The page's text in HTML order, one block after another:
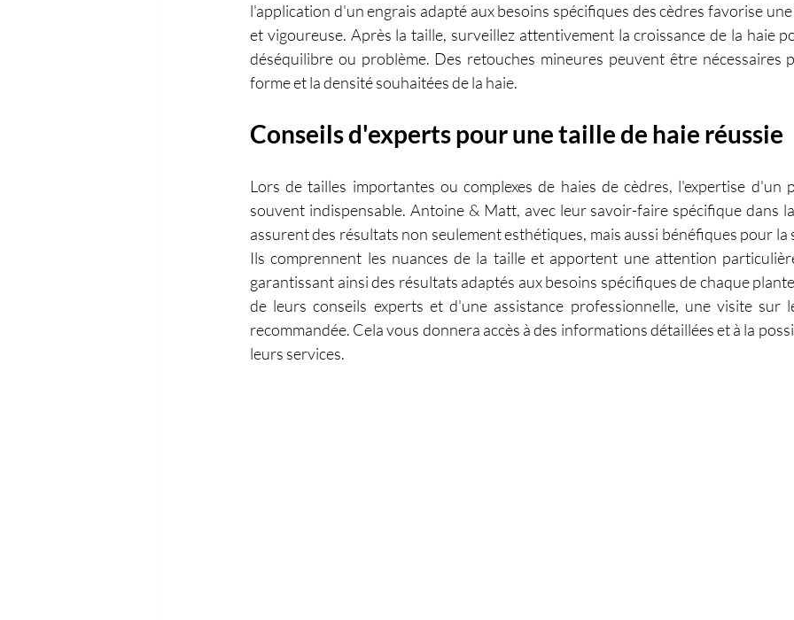
l'application d'un engrais adapté aux besoins spécifiques des cèdres favorise
et vigoureuse. Après la taille, surveillez attentivement la croissance de la haie
déséquilibre ou problème. Des retouches mineures peuvent être nécessaires
forme et la densité souhaitées de la haie.
Conseils d'experts pour une taille de haie réussie
Lors de tailles importantes ou complexes de haies de cèdres, l'expertise d'un
souvent indispensable. Antoine & Matt, avec leur savoir-faire spécifique dans
assurent des résultats non seulement esthétiques, mais aussi bénéfiques pour la
Ils comprennent les nuances de la taille et apportent une attention
garantissant ainsi des résultats adaptés aux besoins spécifiques de chaque
de leurs conseils experts et d'une assistance professionnelle, une visite sur
recommandée. Cela vous donnera accès à des informations détaillées et à la
leurs services.